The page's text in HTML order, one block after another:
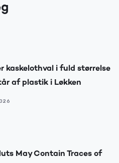
kaskelothval i fuld størrelse
af plastik i Løkken
May Contain Traces of